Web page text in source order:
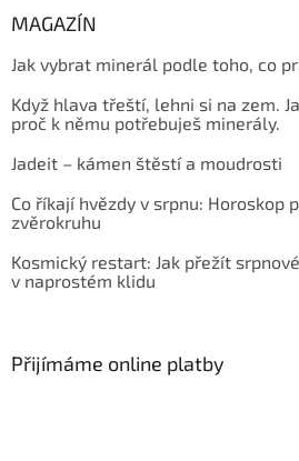
MAGAZÍN
Jak vybrat minerál podle toho, co
Když hlava třeští, lehni si na zem.
proč k němu potřebuješ minerály.
Jadeit – kámen štěstí a moudrosti
Co říkají hvězdy v srpnu: Horoskop
zvěrokruhu
Kosmický restart: Jak přežít
v naprostém klidu
Přijímáme online platby